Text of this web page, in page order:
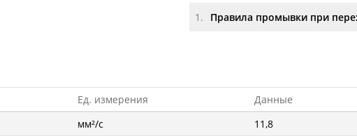
1. Правила промывки при
Ед. измерения Данные
мм²/с 11,8